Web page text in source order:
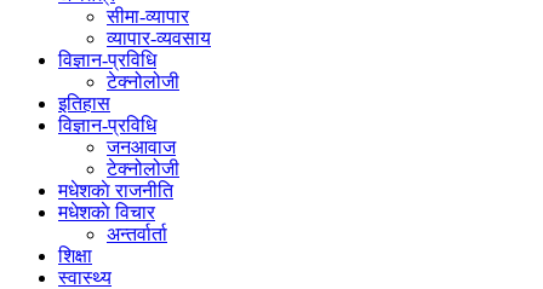
सीमा-व्यापार
व्यापार-व्यवसाय
विज्ञान-प्रविधि
टेक्नोलोजी
इतिहास
विज्ञान-प्रविधि
जनआवाज
टेक्नोलोजी
मधेशकाे राजनीति
मधेशकाे विचार
अन्तर्वार्ता
शिक्षा
स्वास्थ्य